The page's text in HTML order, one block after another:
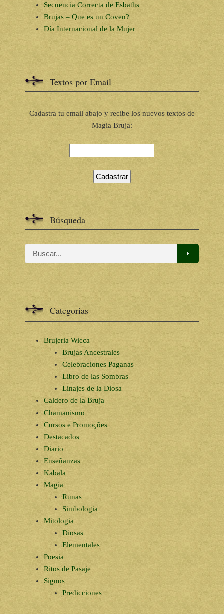
Secuencia Correcta de Esbaths
Brujas – Que es un Coven?
Día Internacional de la Mujer
Textos por Email
Cadastra tu email abajo y recibe los nuevos textos de
Magia Bruja:
Búsqueda
Categorias
Brujeria Wicca
Brujas Ancestrales
Celebraciones Paganas
Libro de las Sombras
Linajes de la Diosa
Caldero de la Bruja
Chamanismo
Cursos e Promoções
Destacados
Diario
Enseñanzas
Kabala
Magia
Runas
Simbologia
Mitologia
Diosas
Elementales
Poesia
Ritos de Pasaje
Signos
Predicciones